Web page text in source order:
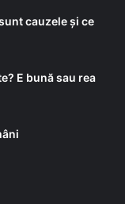
cauzele și ce
E bună sau rea